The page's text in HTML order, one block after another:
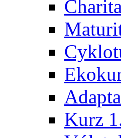
Kurz